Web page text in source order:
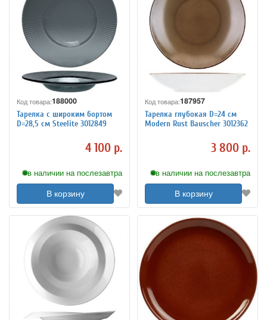
Код товара:188000
Тарелка с широким бортом
D=28,5 см Steelite 3012849
4 100 р.
в наличии на послезавтра
В корзину
Код товара:187957
Тарелка глубокая D=24 см
Modern Rust Bauscher 3012362
3 800 р.
в наличии на послезавтра
В корзину